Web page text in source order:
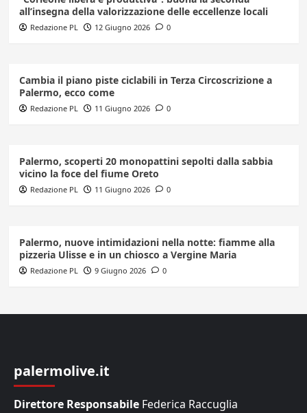
all’insegna della valorizzazione delle eccellenze locali
Redazione PL 12 Giugno 2026 0
Cambia il piano piste ciclabili in Terza Circoscrizione a
Palermo, ecco come
Redazione PL 11 Giugno 2026 0
Palermo, scoperti 20 monopattini sepolti dalla sabbia
vicino la foce del fiume Oreto
Redazione PL 11 Giugno 2026 0
Palermo, nuove intimidazioni nella notte: fiamme alla
pizzeria Ulisse e in un chiosco a Vergine Maria
Redazione PL 9 Giugno 2026 0
palermolive.it
Direttore Responsabile Federica Raccuglia